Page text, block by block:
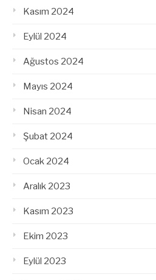
Kasım 2024
Eylül 2024
Ağustos 2024
Mayıs 2024
Nisan 2024
Şubat 2024
Ocak 2024
Aralık 2023
Kasım 2023
Ekim 2023
Eylül 2023